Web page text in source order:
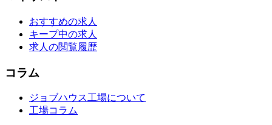
おすすめの求人
キープ中の求人
求人の閲覧履歴
コラム
ジョブハウス工場について
工場コラム